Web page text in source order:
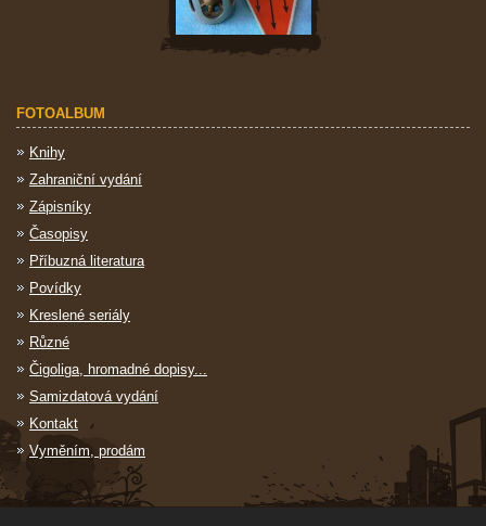
FOTOALBUM
Knihy
Zahraniční vydání
Zápisníky
Časopisy
Příbuzná literatura
Povídky
Kreslené seriály
Různé
Čigoliga, hromadné dopisy...
Samizdatová vydání
Kontakt
Vyměním, prodám